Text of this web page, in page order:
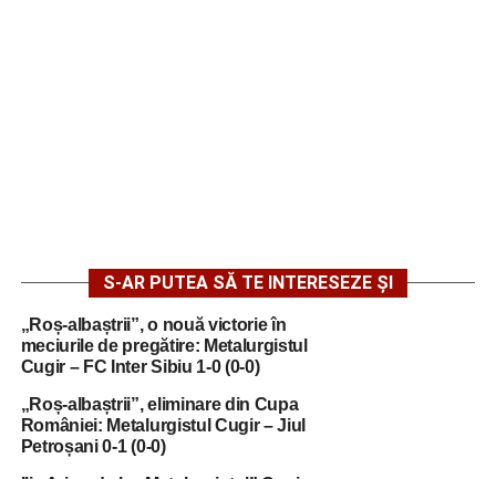
S-AR PUTEA SĂ TE INTERESEZE ȘI
„Roș-albaștrii”, o nouă victorie în
meciurile de pregătire: Metalurgistul
Cugir – FC Inter Sibiu 1-0 (0-0)
„Roș-albaștrii”, eliminare din Cupa
României: Metalurgistul Cugir – Jiul
Petroșani 0-1 (0-0)